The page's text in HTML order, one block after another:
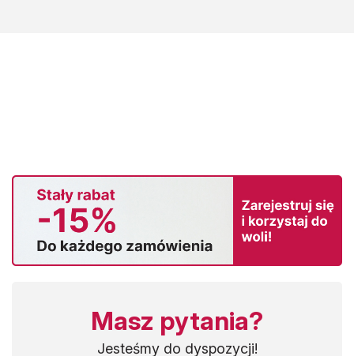
Masz pytania?
Jesteśmy do dyspozycji!